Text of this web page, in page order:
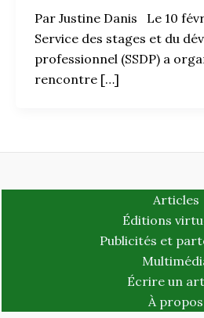
Par Justine Danis Le 10
Service des stages et du
professionnel (SSDP) a
rencontre […]
Articles
Éditions
Publicités et
Écrire un
À propos